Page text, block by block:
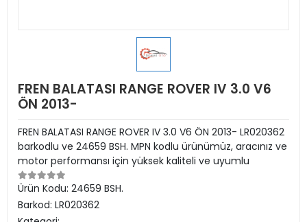
FREN BALATASI RANGE ROVER IV 3.0 V6
ÖN 2013-
FREN BALATASI RANGE ROVER IV 3.0 V6 ÖN 2013- LR020362
barkodlu ve 24659 BSH. MPN kodlu ürünümüz, aracınız ve
motor performansı için yüksek kaliteli ve uyumlu
Ürün Kodu: 24659 BSH.
Barkod: LR020362